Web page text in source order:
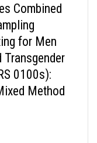
Combined
for Men
Transgender
0100s):
Method